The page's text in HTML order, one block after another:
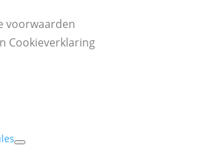
voorwaarden
Cookieverklaring